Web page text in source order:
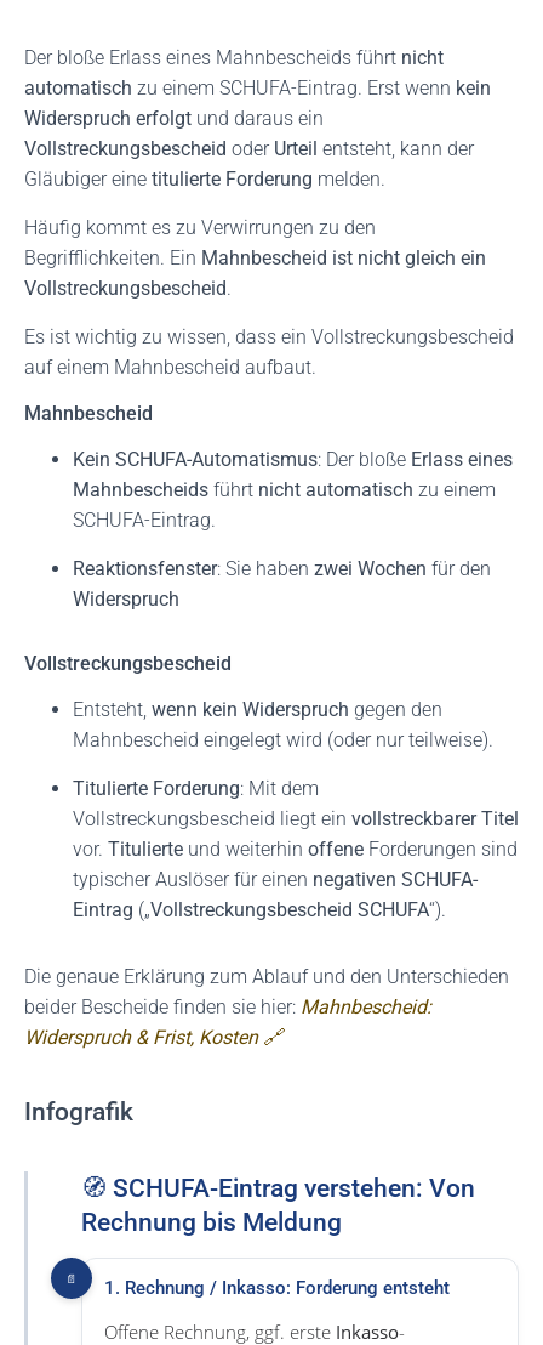
Der bloße Erlass eines Mahnbescheids führt nicht
automatisch zu einem SCHUFA-Eintrag. Erst wenn kein
Widerspruch erfolgt und daraus ein
Vollstreckungsbescheid oder Urteil entsteht, kann der
Gläubiger eine titulierte Forderung melden.
Häufig kommt es zu Verwirrungen zu den
Begrifflichkeiten. Ein Mahnbescheid ist nicht gleich ein
Vollstreckungsbescheid.
Es ist wichtig zu wissen, dass ein Vollstreckungsbescheid
auf einem Mahnbescheid aufbaut.
Mahnbescheid
Kein SCHUFA-Automatismus: Der bloße Erlass eines
Mahnbescheids führt nicht automatisch zu einem
SCHUFA-Eintrag.
Reaktionsfenster: Sie haben zwei Wochen für den
Widerspruch
Vollstreckungsbescheid
Entsteht, wenn kein Widerspruch gegen den
Mahnbescheid eingelegt wird (oder nur teilweise).
Titulierte Forderung: Mit dem
Vollstreckungsbescheid liegt ein vollstreckbarer Titel
vor. Titulierte und weiterhin offene Forderungen sind
typischer Auslöser für einen negativen SCHUFA-
Eintrag („Vollstreckungsbescheid SCHUFA“).
Die genaue Erklärung zum Ablauf und den Unterschieden
beider Bescheide finden sie hier: Mahnbescheid:
Widerspruch & Frist, Kosten 🔗
Infografik
🧭 SCHUFA-Eintrag verstehen: Von
Rechnung bis Meldung
📄 1. Rechnung / Inkasso: Forderung entsteht
Offene Rechnung, ggf. erste Inkasso-